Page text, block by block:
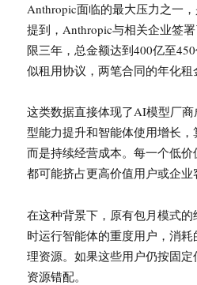
Anthropic面临的最大压力之一
提到，Anthropic与相关企业签
限三年，总金额达到400亿至
似租用协议，两笔合同的年化租
这类数据直接体现了AI模型厂
型能力提升和智能体使用增长，
而是持续经营成本。每一个低价
都可能挤占更高价值用户或企业
在这种背景下，原有包月模式
时运行智能体的重度用户，消
理资源。如果这些用户仍按固
资源错配。